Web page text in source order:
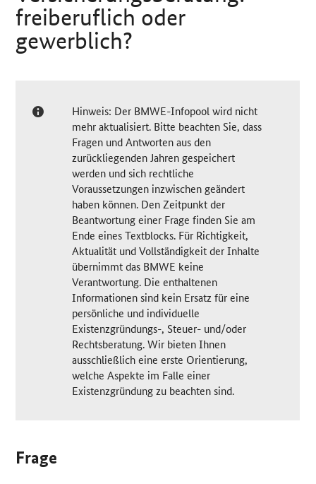
freiberuflich oder
gewerblich?
Hinweis: Der BMWE-Infopool wird nicht
mehr aktualisiert. Bitte beachten Sie, dass
Fragen und Antworten aus den
zurückliegenden Jahren gespeichert
werden und sich rechtliche
Voraussetzungen inzwischen geändert
haben können. Den Zeitpunkt der
Beantwortung einer Frage finden Sie am
Ende eines Textblocks. Für Richtigkeit,
Aktualität und Vollständigkeit der Inhalte
übernimmt das BMWE keine
Verantwortung. Die enthaltenen
Informationen sind kein Ersatz für eine
persönliche und individuelle
Existenzgründungs-, Steuer- und/oder
Rechtsberatung. Wir bieten Ihnen
ausschließlich eine erste Orientierung,
welche Aspekte im Falle einer
Existenzgründung zu beachten sind.
Frage